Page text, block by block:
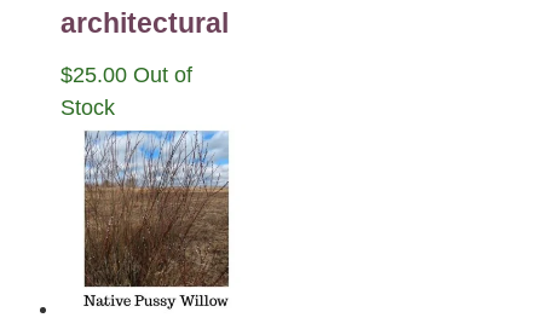
architectural
$25.00 Out of
Stock